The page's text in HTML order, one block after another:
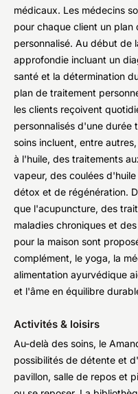
médicaux. Les médecins
pour chaque client un
personnalisé. Au début de
approfondie incluant un
santé et la détermination
plan de traitement
les clients reçoivent
personnalisés d'une durée
soins incluent, entre
à l'huile, des traitements
vapeur, des coulées
détox et de régénération.
que l'acupuncture, des
maladies chroniques et
pour la maison sont
complément, le yoga, la
alimentation ayurvédique
et l'âme en équilibre
Activités & loisirs
Au-delà des soins, le
possibilités de détente et
pavillon, salle de repos et